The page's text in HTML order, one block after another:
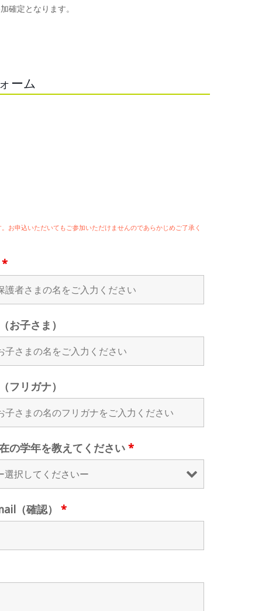
確定となります。
ーム
お申込いただいてもご参加いただけませんのであらかじめご了承く
*
お子さま）
フリガナ）
の学年を教えてください*
（確認）*